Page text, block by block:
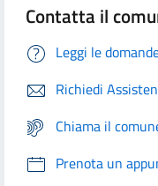
Contatta il
Leggi le
Richiedi
Chiama il
Prenota un